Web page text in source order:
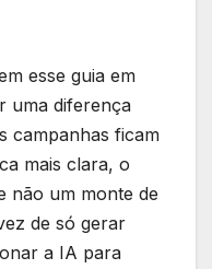
esse guia em
uma diferença
campanhas ficam
mais clara, o
não um monte de
de só gerar
a IA para